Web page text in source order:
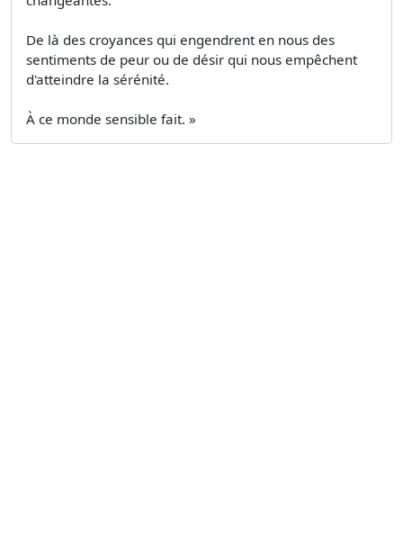
De là des croyances qui engendrent en nous des
sentiments de peur ou de désir qui nous empêchent
d'atteindre la sérénité.
À ce monde sensible fait. »